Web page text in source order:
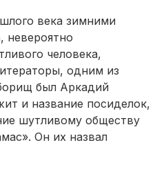
века зимними
невероятно
человека,
одним из
был Аркадий
и название посиделок,
шутливому обществу
Он их назвал